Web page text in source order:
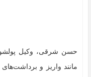
حسن شرقی، وکیل
مانند واریز و